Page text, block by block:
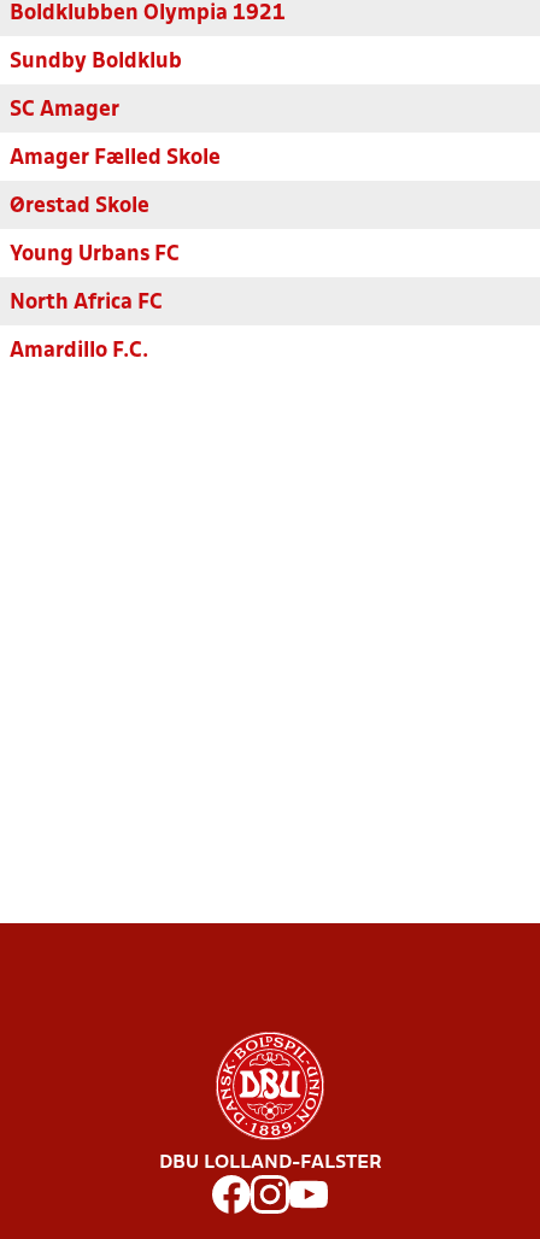
Boldklubben Olympia 1921
Sundby Boldklub
SC Amager
Amager Fælled Skole
Ørestad Skole
Young Urbans FC
North Africa FC
Amardillo F.C.
DBU LOLLAND-FALSTER